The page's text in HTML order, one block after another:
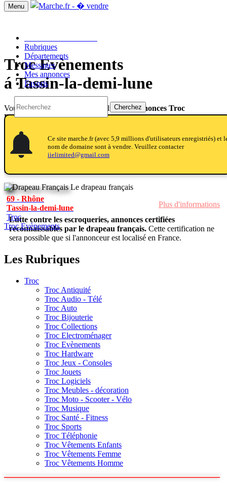
Menu
Rubriques
Départements
Messages
Mes annonces
Favoris
Cherchez
notifications
notifications
Ce site marche.fr (avec 5,9 millions d'utilisateurs enregistriés) et
nom de domaine sont à vendre. Veuillez contacter
iielimited@gmail.com
69 - Rhône
Tassin-la-demi-lune
Troc
Troc Evènements
Troc Evènements
á Tassin-la-demi-lune
Vous trouverez sur cette page la liste desannonces Troc
Evènementsenoccasion ou neuvesau meilleur prix
La rubrique est vide!
Pour passer une petite annonce gratuite"Cherche Troc
Evènements"
, ou bien pour vendre ou acheter des Troc Evènements
neuf ou d'occasion
Le drapeau français
Plus d'informations
Lutte contre les escroqueries, annonces certifiées
reconnaissables par le drapeau français. Cette certification ne
sera possible que si l'annonceur est localisé en France.
Les Rubriques
Troc
Troc Antiquité
Troc Audio - Télé
Troc Auto
Troc Bijouterie
Troc Collections
Troc Electroménager
Troc Evènements
Troc Hardware
Troc Jeux - Consoles
Troc Jouets
Troc Logiciels
Troc Meubles - décoration
Troc Moto - Scooter - Vélo
Troc Musique
Troc Santé - Fitness
Troc Sports
Troc Téléphonie
Troc Vêtements Enfants
Troc Vêtements Femme
Troc Vêtements Homme